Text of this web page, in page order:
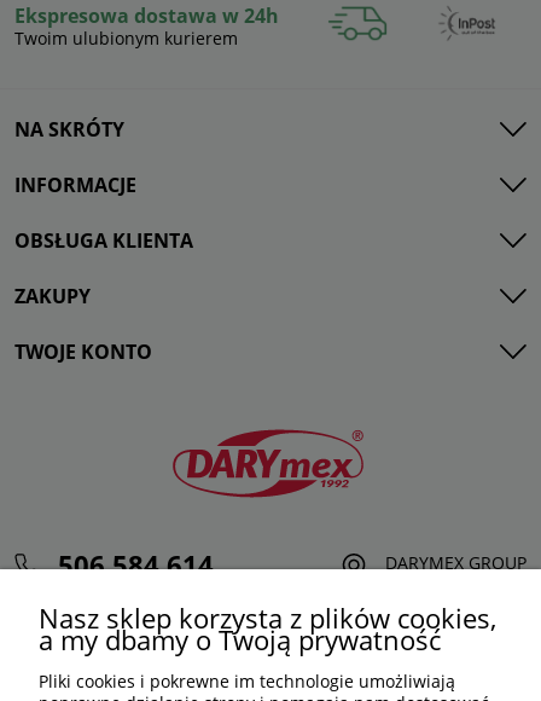
Ekspresowa dostawa w 24h
Twoim ulubionym kurierem
NA SKRÓTY
INFORMACJE
OBSŁUGA KLIENTA
ZAKUPY
TWOJE KONTO
506 584 614
pon. - pt.: 7:00 - 15:00
DARYMEX GROUP
ul. Siedliska 124,
Nasz sklep korzysta z plików cookies,
a my dbamy o Twoją prywatność
Pliki cookies i pokrewne im technologie umożliwiają